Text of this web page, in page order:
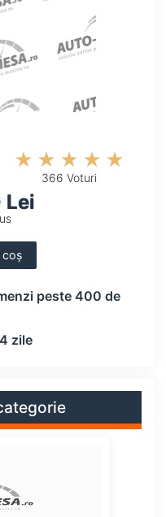
366 Voturi
Lei
coș
peste 400 de
zile